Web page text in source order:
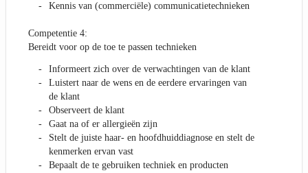
Kennis van (commerciële) communicatietechnieken
Competentie 4:
Bereidt voor op de toe te passen technieken
Informeert zich over de verwachtingen van de klant
Luistert naar de wens en de eerdere ervaringen van
de klant
Observeert de klant
Gaat na of er allergieën zijn
Stelt de juiste haar- en hoofdhuiddiagnose en stelt de
kenmerken ervan vast
Bepaalt de te gebruiken techniek en producten